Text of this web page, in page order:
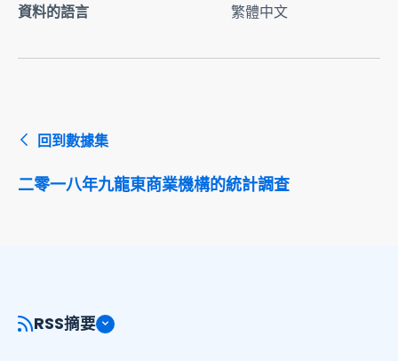
資料的語言
繁體中文
回到數據集
二零一八年九龍東商業機構的統計調查
RSS摘要